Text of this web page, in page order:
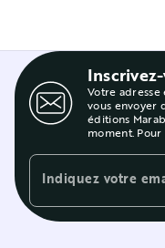
Votre
vous envoyer
éditions
moment.
Indiquez votre